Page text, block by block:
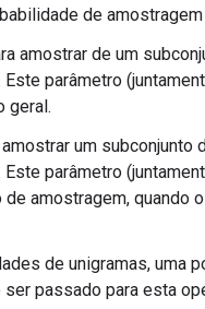
de amostragem
amostrar de um
parâmetro
geral.
um subconjunto
parâmetro
amostragem, quando
de unigramas, uma
passado para esta